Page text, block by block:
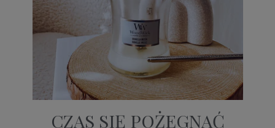
CZAS SIĘ POŻEGNAĆ